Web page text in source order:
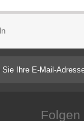
Folgen